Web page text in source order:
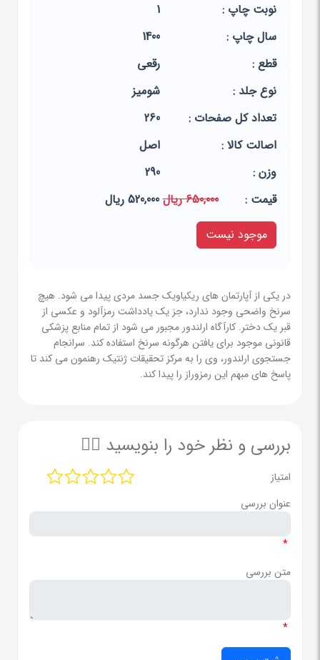
نوبت چاپ :
1
سال چاپ :
1400
قطع :
رقعی
نوع جلد :
شومیز
تعداد کل صفحات :
260
اصالت کالا :
اصل
وزن :
290
قيمت :
650,000 ریال
520,000 ریال
موجود نیست
در یکی از آپارتمان های ریکیاویک جسد مردی پیدا می شود. هیچ
سرنخ واضحی وجود ندارد، جز یک یادداشت رمزآلود و عکسی از
قبر یک دختر. کارآگاه ارلندور مجبور می شود از تمام منابع پزشکی
قانونی موجود برای یافتن هرگونه سرنخ استفاده کند. سرانجام
جستجوی ارلندور، وی را به مرکز تحقیقات ژنتیک رهنمون می کند تا
پاسخ های مبهم این رمزوراز را پیدا کند.
بررسی و نظر خود را بنویسید ✍🏻
امتیاز
عنوان بررسی
*
متن بررسی
*